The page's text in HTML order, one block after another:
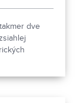
dve